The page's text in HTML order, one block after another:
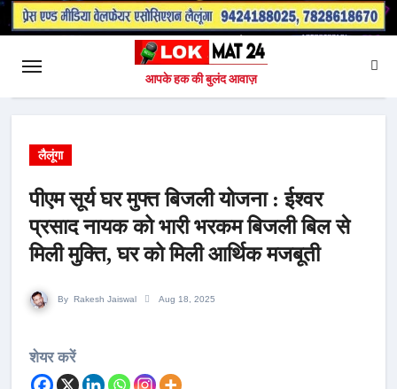
आपके हक की बुलंद आवाज़
लैलूंगा
पीएम सूर्य घर मुफ्त बिजली योजना : ईश्वर
प्रसाद नायक को भारी भरकम बिजली बिल से
मिली मुक्ति, घर को मिली आर्थिक मजबूती
By Rakesh Jaiswal Aug 18, 2025
शेयर करें